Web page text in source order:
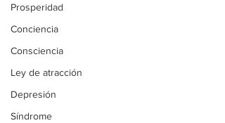
Prosperidad
Conciencia
Consciencia
Ley de atracción
Depresión
Síndrome